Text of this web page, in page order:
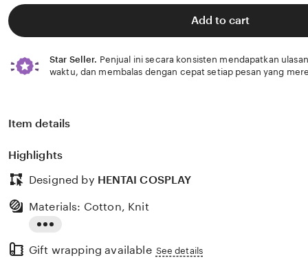
Add to cart
Star Seller. Penjual ini secara konsisten mendapatkan
waktu, dan membalas dengan cepat setiap pesan yang
Item details
Highlights
Designed by HENTAI COSPLAY
the
Materials: Cotton, Knit
Gift wrapping available See details